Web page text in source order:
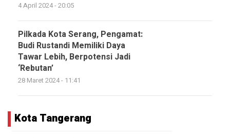
4 April 2024 - 20:05
Pilkada Kota Serang, Pengamat:
Budi Rustandi Memiliki Daya
Tawar Lebih, Berpotensi Jadi
‘Rebutan’
28 Maret 2024 - 11:41
Kota Tangerang